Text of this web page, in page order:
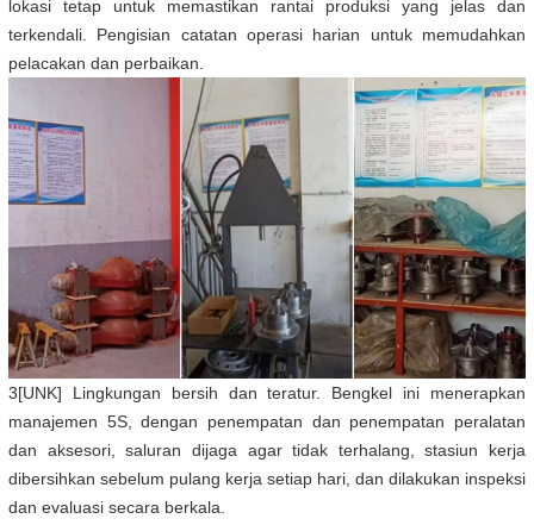
lokasi tetap untuk memastikan rantai produksi yang jelas dan
terkendali. Pengisian catatan operasi harian untuk memudahkan
pelacakan dan perbaikan.
3[UNK] Lingkungan bersih dan teratur. Bengkel ini menerapkan
manajemen 5S, dengan penempatan dan penempatan peralatan
dan aksesori, saluran dijaga agar tidak terhalang, stasiun kerja
dibersihkan sebelum pulang kerja setiap hari, dan dilakukan inspeksi
dan evaluasi secara berkala.